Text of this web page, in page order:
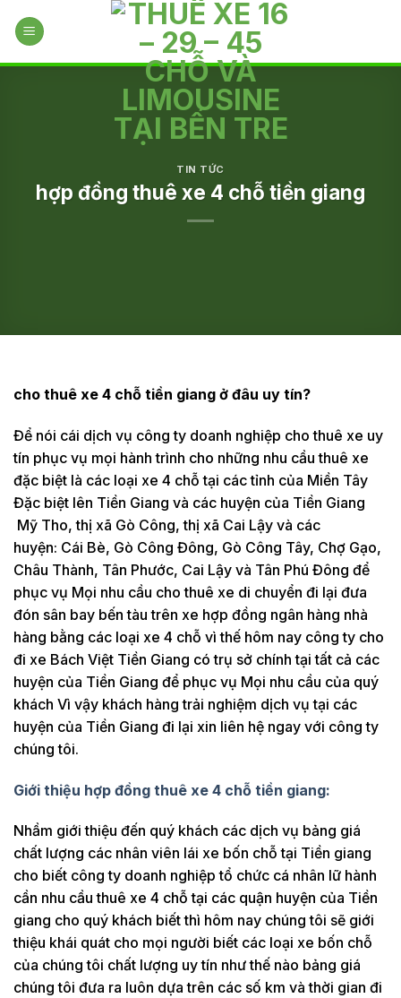
TIN TỨC
hợp đồng thuê xe 4 chỗ tiền giang
cho thuê xe 4 chỗ tiền giang ở đâu uy tín?
Để nói cái dịch vụ công ty doanh nghiệp cho thuê xe uy
tín phục vụ mọi hành trình cho những nhu cầu thuê xe
đặc biệt là các loại xe 4 chỗ tại các tỉnh của Miền Tây
Đặc biệt lên Tiền Giang và các huyện của Tiền Giang
Mỹ Tho, thị xã Gò Công, thị xã Cai Lậy và các
huyện: Cái Bè, Gò Công Đông, Gò Công Tây, Chợ Gạo,
Châu Thành, Tân Phước, Cai Lậy và Tân Phú Đông để
phục vụ Mọi nhu cầu cho thuê xe di chuyển đi lại đưa
đón sân bay bến tàu trên xe hợp đồng ngân hàng nhà
hàng bằng các loại xe 4 chỗ vì thế hôm nay công ty cho
đi xe Bách Việt Tiền Giang có trụ sở chính tại tất cả các
huyện của Tiền Giang để phục vụ Mọi nhu cầu của quý
khách Vì vậy khách hàng trải nghiệm dịch vụ tại các
huyện của Tiền Giang đi lại xin liên hệ ngay với công ty
chúng tôi.
Giới thiệu hợp đồng thuê xe 4 chỗ tiền giang:
Nhầm giới thiệu đến quý khách các dịch vụ bảng giá
chất lượng các nhân viên lái xe bốn chỗ tại Tiền giang
cho biết công ty doanh nghiệp tổ chức cá nhân lữ hành
cần nhu cầu thuê xe 4 chỗ tại các quận huyện của Tiền
giang cho quý khách biết thì hôm nay chúng tôi sẽ giới
thiệu khái quát cho mọi người biết các loại xe bốn chỗ
của chúng tôi chất lượng uy tín như thế nào bảng giá
chúng tôi đưa ra luôn dựa trên các số km và thời gian đi